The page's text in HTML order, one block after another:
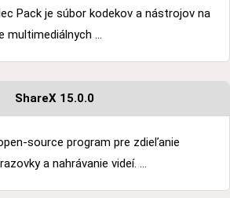
Pack je súbor kodekov a nástrojov na
multimediálnych ...
ShareX 15.0.0
source program pre zdieľanie
a nahrávanie videí. ...